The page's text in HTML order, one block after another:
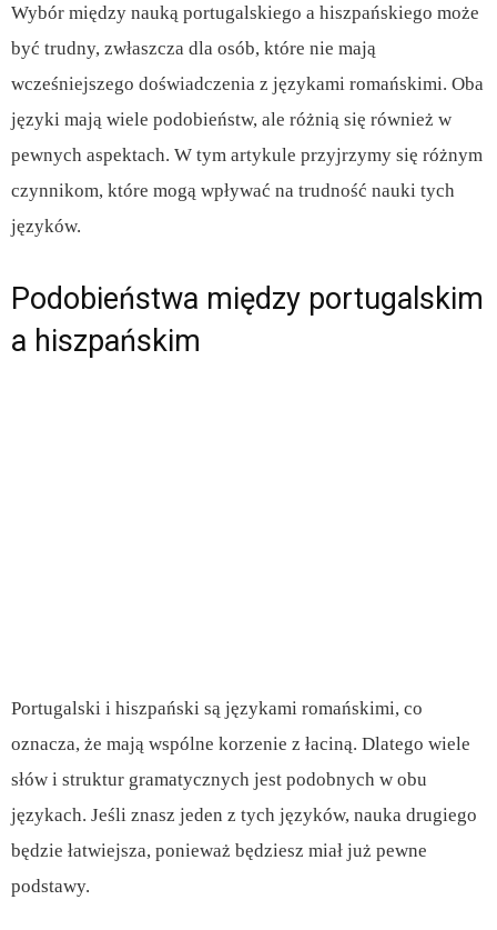
Wybór między nauką portugalskiego a hiszpańskiego może
być trudny, zwłaszcza dla osób, które nie mają
wcześniejszego doświadczenia z językami romańskimi. Oba
języki mają wiele podobieństw, ale różnią się również w
pewnych aspektach. W tym artykule przyjrzymy się różnym
czynnikom, które mogą wpływać na trudność nauki tych
języków.
Podobieństwa między portugalskim
a hiszpańskim
Portugalski i hiszpański są językami romańskimi, co
oznacza, że mają wspólne korzenie z łaciną. Dlatego wiele
słów i struktur gramatycznych jest podobnych w obu
językach. Jeśli znasz jeden z tych języków, nauka drugiego
będzie łatwiejsza, ponieważ będziesz miał już pewne
podstawy.